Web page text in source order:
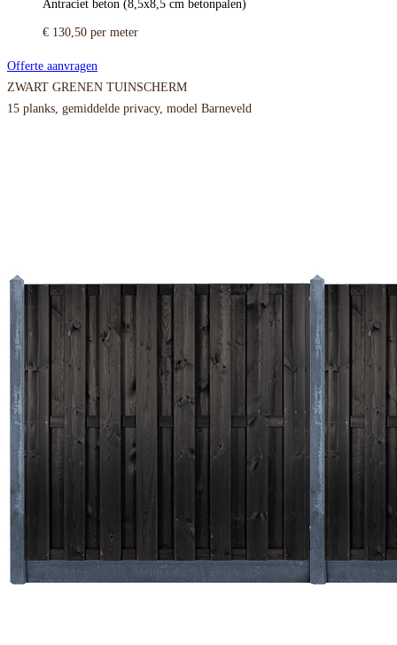
Antraciet beton (8,5x8,5 cm betonpalen)
€ 130,50 per meter
Offerte aanvragen
ZWART GRENEN TUINSCHERM
15 planks, gemiddelde privacy, model Barneveld